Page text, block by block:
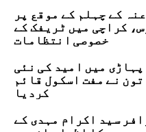
کے چہلم کے موقع پر
کراچی میں ٹریفک کے
خصوصی انتظامات
پہاڑی میں امید کی نئی
نے مفت اسکول قائم
کردیا
سید اکرام مہدی کے